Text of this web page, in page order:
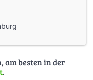
am besten in der
.